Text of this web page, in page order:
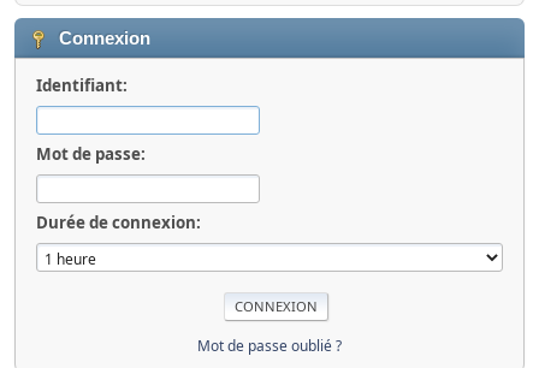
Connexion
Identifiant:
Mot de passe:
Durée de connexion:
Mot de passe oublié ?